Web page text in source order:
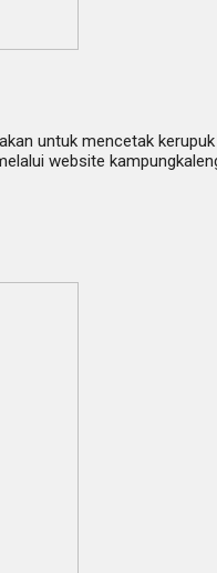
untuk mencetak
website